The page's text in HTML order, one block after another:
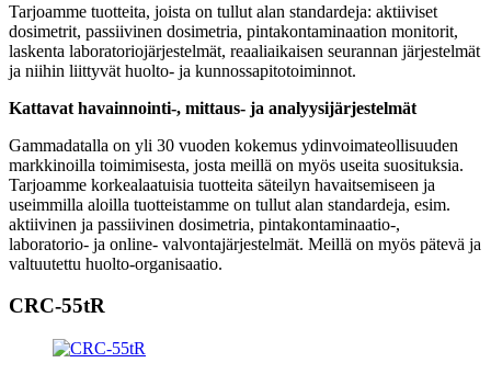
Tarjoamme tuotteita, joista on tullut alan standardeja: aktiiviset
dosimetrit, passiivinen dosimetria, pintakontaminaation monitorit,
laskenta laboratoriojärjestelmät, reaaliaikaisen seurannan järjestelmät
ja niihin liittyvät huolto- ja kunnossapitotoiminnot.
Kattavat havainnointi-, mittaus- ja analyysijärjestelmät
Gammadatalla on yli 30 vuoden kokemus ydinvoimateollisuuden
markkinoilla toimimisesta, josta meillä on myös useita suosituksia.
Tarjoamme korkealaatuisia tuotteita säteilyn havaitsemiseen ja
useimmilla aloilla tuotteistamme on tullut alan standardeja, esim.
aktiivinen ja passiivinen dosimetria, pintakontaminaatio-,
laboratorio- ja online- valvontajärjestelmät. Meillä on myös pätevä ja
valtuutettu huolto-organisaatio.
CRC-55tR